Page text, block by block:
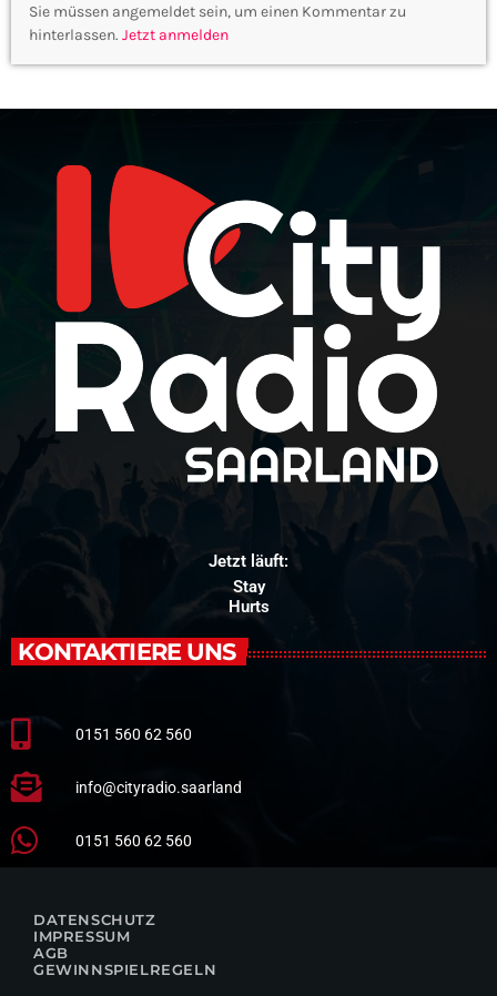
Sie müssen angemeldet sein, um einen Kommentar zu
hinterlassen. Jetzt anmelden
Jetzt läuft:
Stay
Hurts
KONTAKTIERE UNS
0151 560 62 560
info@cityradio.saarland
0151 560 62 560
DATENSCHUTZ
IMPRESSUM
AGB
GEWINNSPIELREGELN